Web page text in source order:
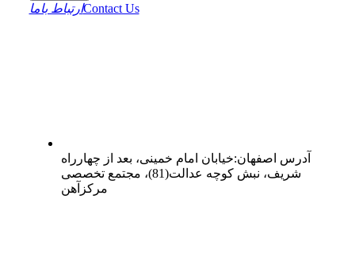
ارتباط باماContact Us
آدرس اصفهان:خیابان امام خمینی، بعد از چهارراه
شریف، نبش کوچه عدالت(81)، مجتمع تخصصی
مرکزآهن